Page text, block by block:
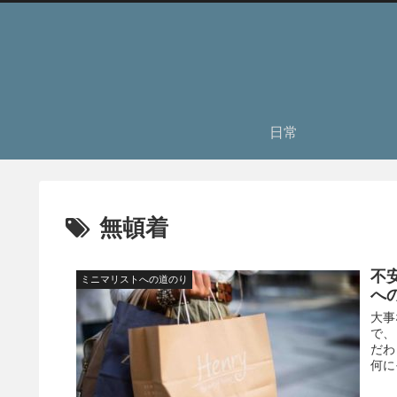
日常
無頓着
ミニマリストへの道のり
不
へ
大
で
だ
何